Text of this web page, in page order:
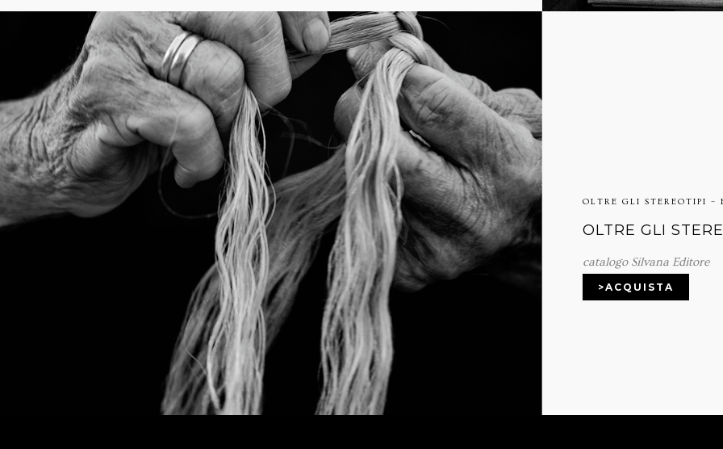
OLTRE GLI STEREOTIPI –
OLTRE GLI
catalogo Silvana Editore
>ACQUISTA